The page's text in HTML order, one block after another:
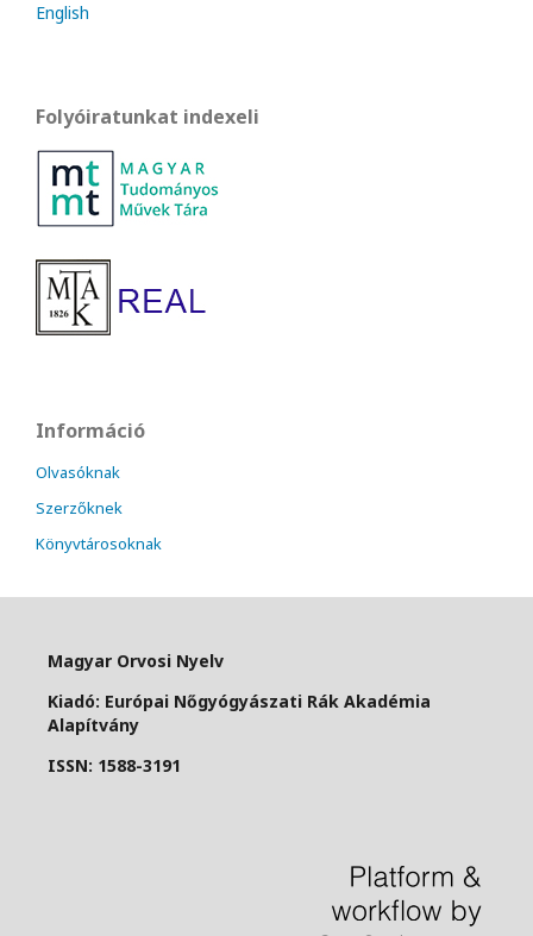
English
Folyóiratunkat indexeli
Információ
Olvasóknak
Szerzőknek
Könyvtárosoknak
Magyar Orvosi Nyelv
Kiadó: Európai Nőgyógyászati Rák Akadémia
Alapítvány
ISSN: 1588-3191